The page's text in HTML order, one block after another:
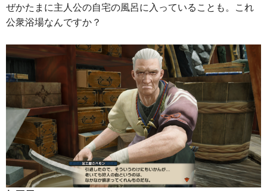
ぜかたまに主人公の自宅の風呂に入っていることも。これ
公衆浴場なんですか？